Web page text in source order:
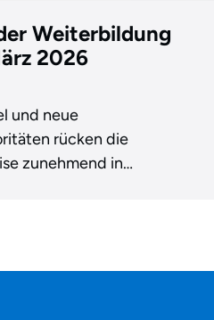
Weiterbildung
2026
und neue
rücken die
zunehmend in…